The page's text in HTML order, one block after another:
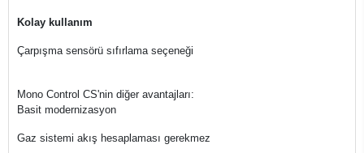
Kolay kullanım
Çarpışma sensörü sıfırlama seçeneği
Mono Control CS'nin diğer avantajları:
Basit modernizasyon
Gaz sistemi akış hesaplaması gerekmez